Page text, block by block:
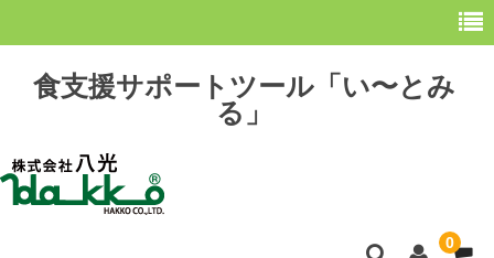
食支援サポートツール「い〜とみ
る」
0